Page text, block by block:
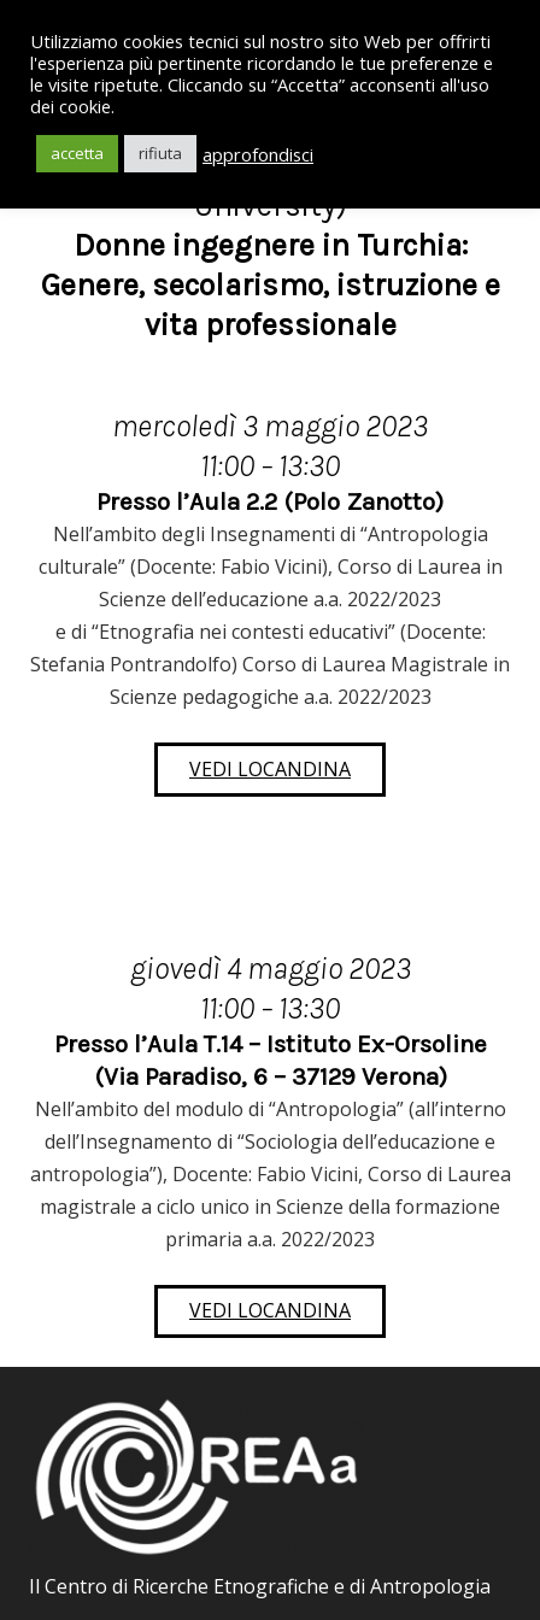
Interventi della Prof.ssa Berna
Zengin Arslan (Özyeğin
University)
Donne ingegnere in Turchia:
Genere, secolarismo, istruzione e
vita professionale
mercoledì 3 maggio 2023
11:00 – 13:30
Presso l’Aula 2.2 (Polo Zanotto)
Nell’ambito degli Insegnamenti di “Antropologia
culturale” (Docente: Fabio Vicini), Corso di Laurea in
Scienze dell’educazione a.a. 2022/2023
e di “Etnografia nei contesti educativi” (Docente:
Stefania Pontrandolfo) Corso di Laurea Magistrale in
Scienze pedagogiche a.a. 2022/2023
VEDI LOCANDINA
giovedì 4 maggio 2023
11:00 – 13:30
Presso l’Aula T.14 – Istituto Ex-Orsoline
(Via Paradiso, 6 – 37129 Verona)
Nell’ambito del modulo di “Antropologia” (all’interno
dell’Insegnamento di “Sociologia dell’educazione e
antropologia”), Docente: Fabio Vicini, Corso di Laurea
magistrale a ciclo unico in Scienze della formazione
primaria a.a. 2022/2023
VEDI LOCANDINA
Il Centro di Ricerche Etnografiche e di Antropologia
Utilizziamo cookies tecnici sul nostro sito Web per offrirti
l'esperienza più pertinente ricordando le tue preferenze e
le visite ripetute. Cliccando su “Accetta” acconsenti all'uso
dei cookie.
accetta rifiuta approfondisci